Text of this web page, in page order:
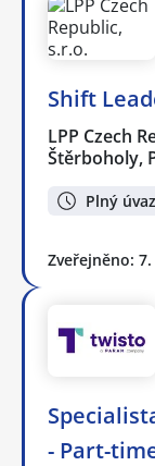
Shift
LPP Czech
Štěrboholy,
Plný
Zveřejněno:
- Part-